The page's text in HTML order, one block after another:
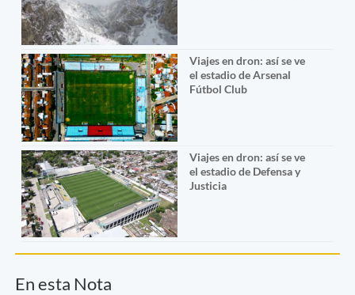
Viajes en dron: así se ve
el estadio de Arsenal
Fútbol Club
Viajes en dron: así se ve
el estadio de Defensa y
Justicia
En esta Nota